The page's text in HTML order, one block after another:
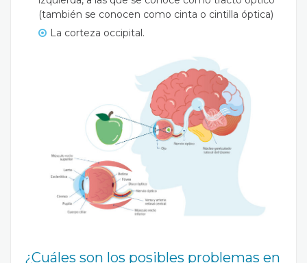
(también se conocen como cinta o cintilla óptica)
La corteza occipital.
¿Cuáles son los posibles problemas en